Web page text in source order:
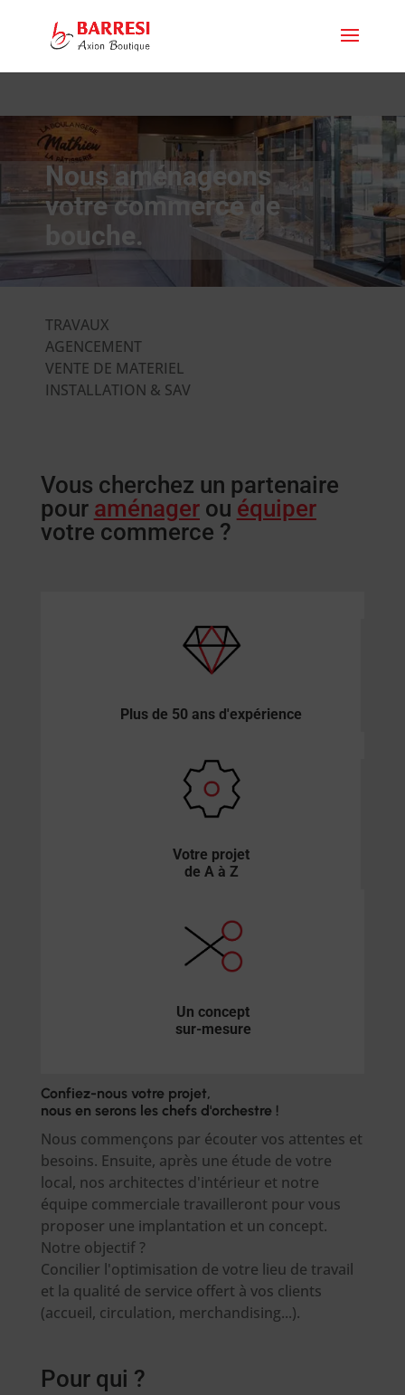
Nous aménageons
votre commerce de
bouche.
TRAVAUX
AGENCEMENT
VENTE DE MATERIEL
INSTALLATION & SAV
Vous cherchez un partenaire
pour aménagerou équiper
votre commerce ?
Plus de 50 ans d'expérience
Votre projet
de A à Z
Un concept
sur-mesure
Confiez-nous votre projet,
nous en serons les chefs d'orchestre !
Nous commençons par écouter vos attentes et
besoins. Ensuite, après une étude de votre
local, nos architectes d'intérieur et notre
équipe commerciale travailleront pour vous
proposer une implantation et un concept.
Notre objectif ?
Concilier l'optimisation de votre lieu de travail
et la qualité de service offert à vos clients
(accueil, circulation, merchandising...).
Pour qui ?